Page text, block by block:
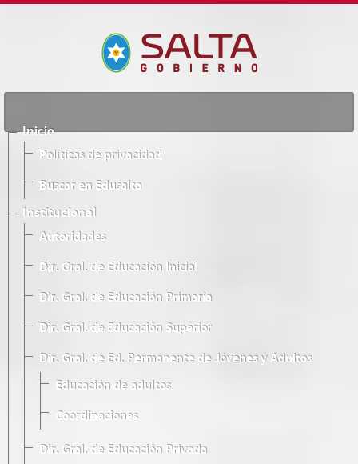
Inicio
Políticas de privacidad
Buscar en Edusalta
Institucional
Autoridades
Dir. Gral. de Educación Inicial
Dir. Gral. de Educación Primaria
Dir. Gral. de Educación Superior
Dir. Gral. de Ed. Permanente de Jóvenes y Adultos
Educación de adultos
Coordinaciones
Dir. Gral. de Educación Privada